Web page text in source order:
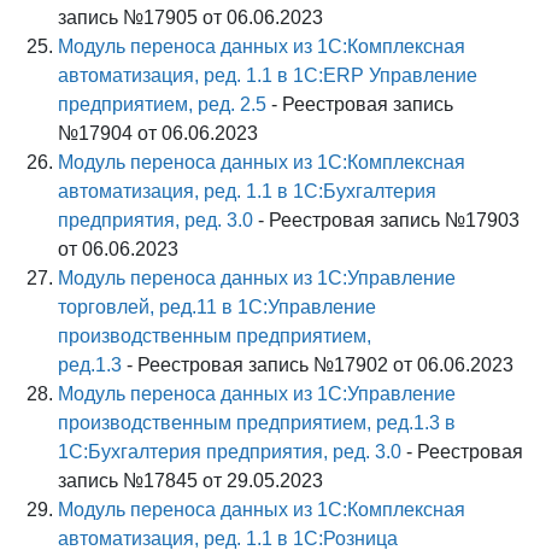
запись №17905 от 06.06.2023
Модуль переноса данных из 1С:Комплексная
автоматизация, ред. 1.1 в 1С:ERP Управление
предприятием, ред. 2.5 - Реестровая запись
№17904 от 06.06.2023
Модуль переноса данных из 1С:Комплексная
автоматизация, ред. 1.1 в 1С:Бухгалтерия
предприятия, ред. 3.0 - Реестровая запись №17903
от 06.06.2023
Модуль переноса данных из 1С:Управление
торговлей, ред.11 в 1С:Управление
производственным предприятием,
ред.1.3 - Реестровая запись №17902 от 06.06.2023
Модуль переноса данных из 1С:Управление
производственным предприятием, ред.1.3 в
1С:Бухгалтерия предприятия, ред. 3.0 - Реестровая
запись №17845 от 29.05.2023
Модуль переноса данных из 1С:Комплексная
автоматизация, ред. 1.1 в 1С:Розница